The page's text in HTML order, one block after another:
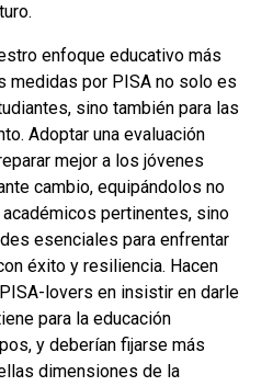
enfoque educativo más
medidas por PISA no solo es
sino también para las
Adoptar una evaluación
mejor a los jóvenes
cambio, equipándolos no
pertinentes, sino
esenciales para enfrentar
éxito y resiliencia. Hacen
lovers en insistir en darle
para la educación
y deberían fijarse más
dimensiones de la